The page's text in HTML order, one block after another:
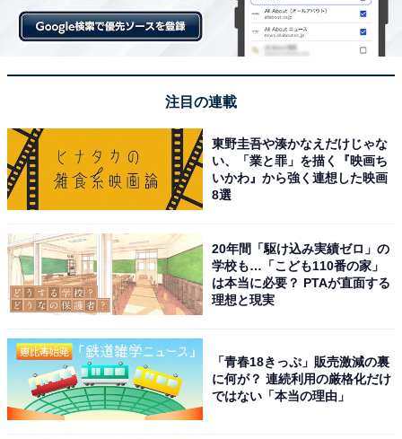
注目の連載
東野圭吾や湊かなえだけじゃな
い、「業と罪」を描く『映画ち
いかわ』から強く連想した映画
8選
20年間「駆け込み実績ゼロ」の
学校も…「こども110番の家」
は本当に必要？ PTAが直面する
理想と現実
「青春18きっぷ」販売激減の裏
に何が？ 連続利用の厳格化だけ
ではない「本当の理由」